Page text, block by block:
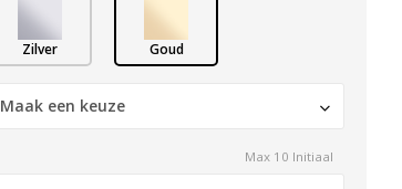
Zilver Goud
Maak een keuze
Max 10 Initiaal